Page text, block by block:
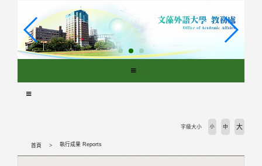
首頁 執行成果 Reports
字級大小 小 中 大